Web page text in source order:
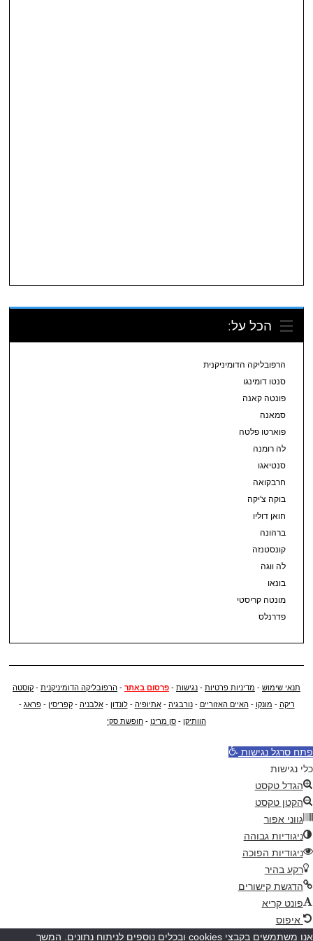
הכל על:
הרפובליקה הדומיניקנית
סנטו דומינגו
פונטה קאנה
סמאנה
פוארטו פלטה
לה רומנה
סנטיאגו
חרבקואה
בוקה צ'יקה
חואן דוליו
ברהונה
קונסטנזה
לה ווגה
בונאו
מונטה קריסטי
פדרנלס
תנאי שימוש - מדיניות פרטיות - נגישות - פרסום באתר - הרפובליקה הדומיניקנית - קוסטה
ריקה - מונקו -האיים האזוריים -נורבגיה -אתיופיה -לונדון -אלבניה -קפריסין -פראג -
הוותיקן - סן מרינו - חופשת סקי
פתח סרגל נגישות
כלי נגישות
הגדל טקסט
הקטן טקסט
גווני אפור
ניגודיות גבוהה
ניגודיות הפוכה
רקע בהיר
הדגשת קישורים
פונט קריא
איפוס
אנו משתמשים בקבצי cookies ובכלים נוספים לניתוח נתונים. המשך